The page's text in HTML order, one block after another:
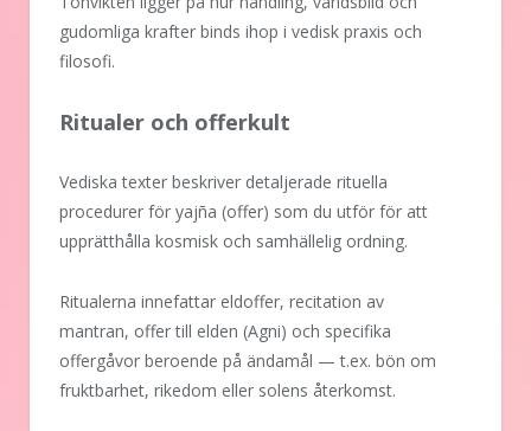
gudomliga krafter binds ihop i vedisk praxis och
filosofi.
Ritualer och offerkult
Vediska texter beskriver detaljerade rituella
procedurer för yajña (offer) som du utför för att
upprätthålla kosmisk och samhällelig ordning.
Ritualerna innefattar eldoffer, recitation av
mantran, offer till elden (Agni) och specifika
offergåvor beroende på ändamål — t.ex. bön om
fruktbarhet, rikedom eller solens återkomst.